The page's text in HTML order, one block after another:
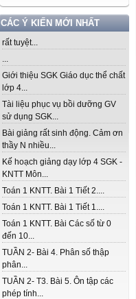
CÁC Ý KIẾN MỚI NHẤT
rất tuyệt...
...
Giới thiệu SGK Giáo dục thể chất
lớp 4...
Tài liệu phục vụ bồi dưỡng GV
sử dụng SGK...
Bài giảng rất sinh động. Cảm ơn
thầy N nhiều...
Kế hoạch giảng dạy lớp 4 SGK -
KNTT Môn...
Toán 1 KNTT. Bài 1 Tiết 2....
Toán 1 KNTT. Bài 1 Tiết 1....
Toán 1 KNTT. Bài Các số từ 0
đến 10...
TUẦN 2- Bài 4. Phân số thập
phân...
TUẦN 2- T3. Bài 5. Ôn tập các
phép tính...